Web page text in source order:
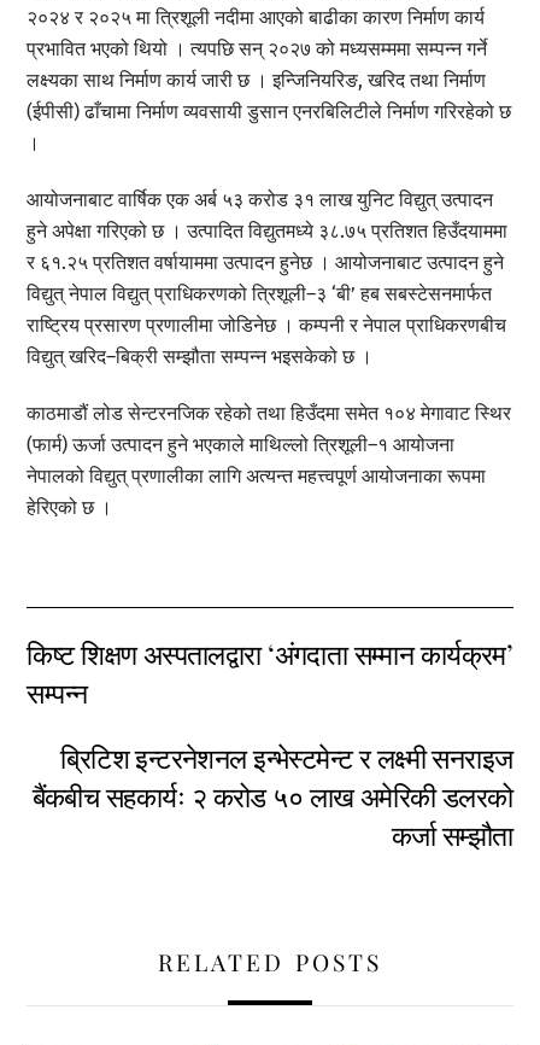
२०२४ र २०२५ मा त्रिशूली नदीमा आएको बाढीका कारण निर्माण कार्य
प्रभावित भएको थियो । त्यपछि सन् २०२७ को मध्यसम्ममा सम्पन्न गर्ने
लक्ष्यका साथ निर्माण कार्य जारी छ । इन्जिनियरिङ, खरिद तथा निर्माण
(ईपीसी) ढाँचामा निर्माण व्यवसायी डुसान एनरबिलिटीले निर्माण गरिरहेको छ
।
आयोजनाबाट वार्षिक एक अर्ब ५३ करोड ३१ लाख युनिट विद्युत् उत्पादन
हुने अपेक्षा गरिएको छ । उत्पादित विद्युतमध्ये ३८.७५ प्रतिशत हिउँदयाममा
र ६१.२५ प्रतिशत वर्षायाममा उत्पादन हुनेछ । आयोजनाबाट उत्पादन हुने
विद्युत् नेपाल विद्युत् प्राधिकरणको त्रिशूली–३ ‘बी’ हब सबस्टेसनमार्फत
राष्ट्रिय प्रसारण प्रणालीमा जोडिनेछ । कम्पनी र नेपाल प्राधिकरणबीच
विद्युत् खरिद–बिक्री सम्झौता सम्पन्न भइसकेको छ ।
काठमाडौं लोड सेन्टरनजिक रहेको तथा हिउँदमा समेत १०४ मेगावाट स्थिर
(फार्म) ऊर्जा उत्पादन हुने भएकाले माथिल्लो त्रिशूली–१ आयोजना
नेपालको विद्युत् प्रणालीका लागि अत्यन्त महत्त्वपूर्ण आयोजनाका रूपमा
हेरिएको छ ।
किष्ट शिक्षण अस्पतालद्वारा ‘अंगदाता सम्मान कार्यक्रम’
सम्पन्न
ब्रिटिश इन्टरनेशनल इन्भेस्टमेन्ट र लक्ष्मी सनराइज
बैंकबीच सहकार्यः २ करोड ५० लाख अमेरिकी डलरको
कर्जा सम्झौता
RELATED POSTS